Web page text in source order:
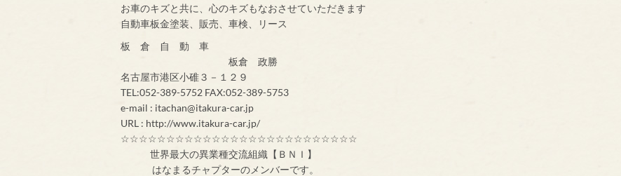
お車のキズと共に、心のキズもなおさせていただきます
自動車板金塗装、販売、車検、リース
板 倉 自 動 車
板倉 政勝
名古屋市港区小碓３－１２９
TEL:052-389-5752 FAX:052-389-5753
e-mail : itachan@itakura-car.jp
URL : http://www.itakura-car.jp/
☆☆☆☆☆☆☆☆☆☆☆☆☆☆☆☆☆☆☆☆☆☆☆☆☆☆
世界最大の異業種交流組織【ＢＮＩ】
はなまるチャプターのメンバーです。